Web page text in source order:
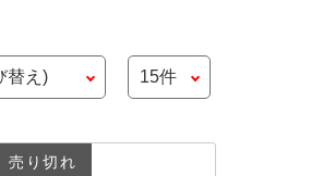
売り切れ